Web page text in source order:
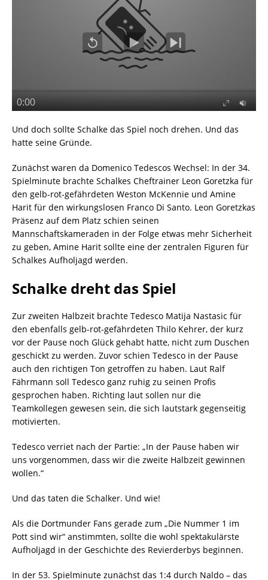
Und doch sollte Schalke das Spiel noch drehen. Und das
hatte seine Gründe.
Zunächst waren da Domenico Tedescos Wechsel: In der 34.
Spielminute brachte Schalkes Cheftrainer Leon Goretzka für
den gelb-rot-gefährdeten Weston McKennie und Amine
Harit für den wirkungslosen Franco Di Santo. Leon Goretzkas
Präsenz auf dem Platz schien seinen
Mannschaftskameraden in der Folge etwas mehr Sicherheit
zu geben, Amine Harit sollte eine der zentralen Figuren für
Schalkes Aufholjagd werden.
Schalke dreht das Spiel
Zur zweiten Halbzeit brachte Tedesco Matija Nastasic für
den ebenfalls gelb-rot-gefährdeten Thilo Kehrer, der kurz
vor der Pause noch Glück gehabt hatte, nicht zum Duschen
geschickt zu werden. Zuvor schien Tedesco in der Pause
auch den richtigen Ton getroffen zu haben. Laut Ralf
Fährmann soll Tedesco ganz ruhig zu seinen Profis
gesprochen haben. Richting laut sollen nur die
Teamkollegen gewesen sein, die sich lautstark gegenseitig
motivierten.
Tedesco verriet nach der Partie: „In der Pause haben wir
uns vorgenommen, dass wir die zweite Halbzeit gewinnen
wollen.“
Und das taten die Schalker. Und wie!
Als die Dortmunder Fans gerade zum „Die Nummer 1 im
Pott sind wir“ anstimmten, sollte die wohl spektakulärste
Aufholjagd in der Geschichte des Revierderbys beginnen.
In der 53. Spielminute zunächst das 1:4 durch Naldo – das